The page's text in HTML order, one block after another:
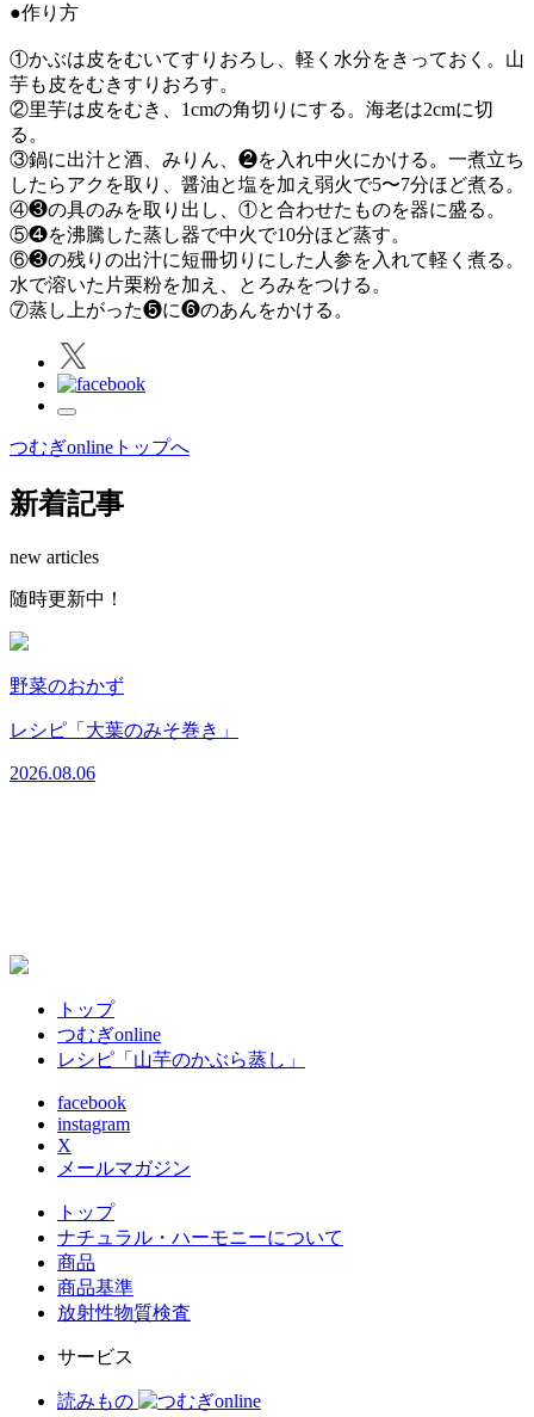
●作り方
①かぶは皮をむいてすりおろし、軽く水分をきっておく。山
芋も皮をむきすりおろす。
②里芋は皮をむき、1cmの角切りにする。海老は2cmに切
る。
③鍋に出汁と酒、みりん、❷を入れ中火にかける。一煮立ち
したらアクを取り、醤油と塩を加え弱火で5〜7分ほど煮る。
④❸の具のみを取り出し、①と合わせたものを器に盛る。
⑤❹を沸騰した蒸し器で中火で10分ほど蒸す。
⑥❸の残りの出汁に短冊切りにした人参を入れて軽く煮る。
水で溶いた片栗粉を加え、とろみをつける。
⑦蒸し上がった❺に❻のあんをかける。
つむぎonlineトップへ
新着記事
new articles
随時更新中 ！
野菜のおかず
レシピ「大葉のみそ巻き」
2026.08.06
トップ
つむぎonline
レシピ「山芋のかぶら蒸し」
facebook
instagram
X
メールマガジン
トップ
ナチュラル・ハーモニーについて
商品
商品基準
放射性物質検査
サービス
読みもの